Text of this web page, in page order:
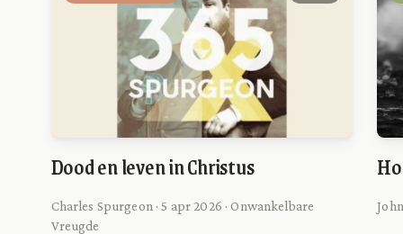
Dood en leven in Christus
Charles Spurgeon · 5 apr 2026 · Onwankelbare
Vreugde